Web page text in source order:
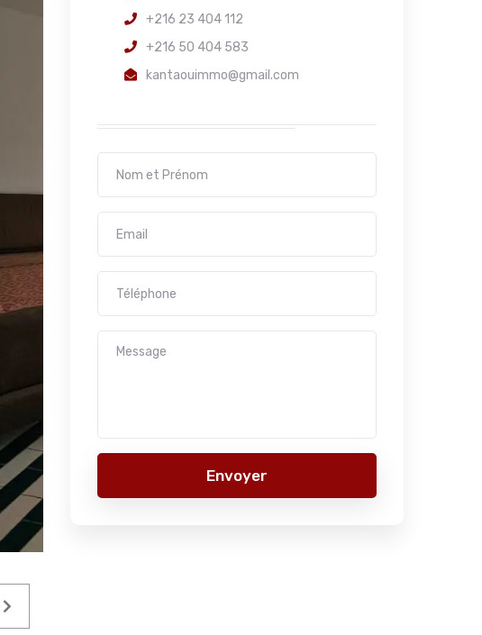
+216 23 404 112
+216 50 404 583
kantaouimmo@gmail.com
Envoyer